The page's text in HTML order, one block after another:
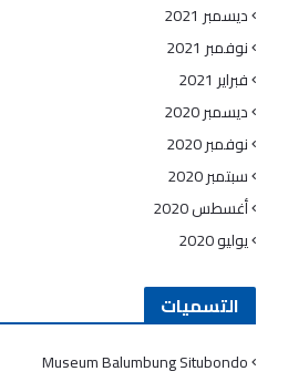
ديسمبر 2021
نوفمبر 2021
فبراير 2021
ديسمبر 2020
نوفمبر 2020
سبتمبر 2020
أغسطس 2020
يوليو 2020
التسميات
Museum Balumbung Situbondo